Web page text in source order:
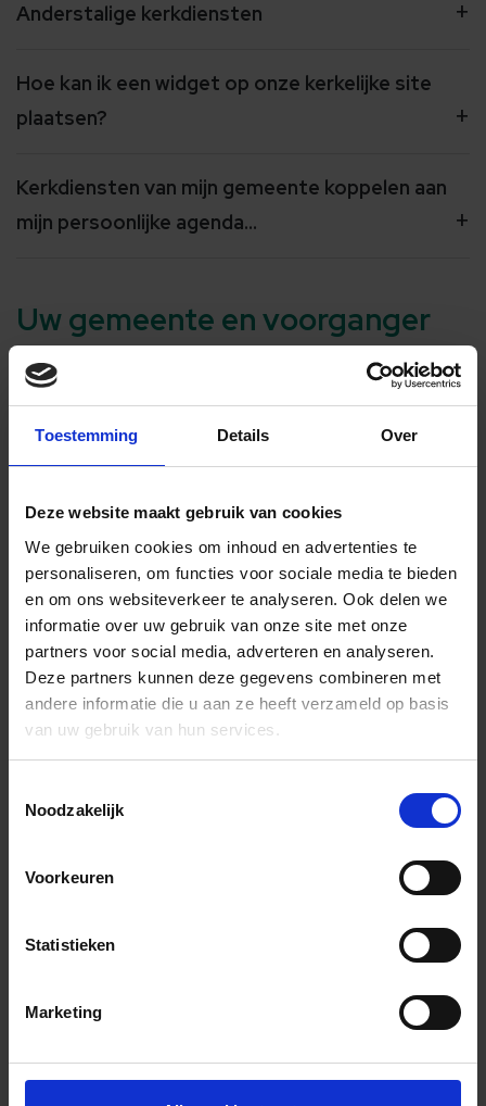
Toestemming Details Over
Deze website maakt gebruik van cookies
We gebruiken cookies om inhoud en advertenties te
personaliseren, om functies voor sociale media te bieden
en om ons websiteverkeer te analyseren. Ook delen we
informatie over uw gebruik van onze site met onze
partners voor social media, adverteren en analyseren.
Deze partners kunnen deze gegevens combineren met
andere informatie die u aan ze heeft verzameld op basis
van uw gebruik van hun services.
Noodzakelijk
Voorkeuren
Statistieken
Marketing
niet
Anderstalige kerkdiensten
Hoe kan ik een widget op onze kerkelijke site
plaatsen?
Kerkdiensten van mijn gemeente koppelen aan
mijn persoonlijke agenda...
Uw gemeente en voorganger
Hoe zoek ik een (doordeweekse) kerkdienst op
om sneller te vinden!
Hoe volg ik voorgangers?
Waarom vind ik een voorganger niet?
Ik ben een voorganger maar sta nog niet op
Kerktijden.nl. Wat kan ik hier aan doen?
contactpersonen van een gemeente?
Mijn gegevens staan op de website maar dit wil